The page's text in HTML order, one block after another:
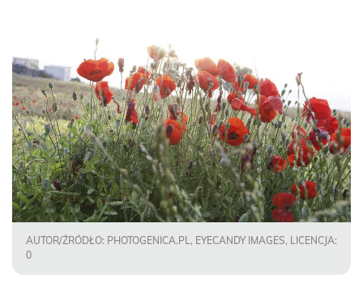
AUTOR/ŹRÓDŁO: PHOTOGENICA.PL, EYECANDY IMAGES, LICENCJA:
0